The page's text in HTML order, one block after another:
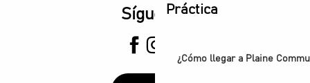
Práctica
¿Cómo llegar a Plaine
Síguenos